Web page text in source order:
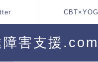
障害支援.com